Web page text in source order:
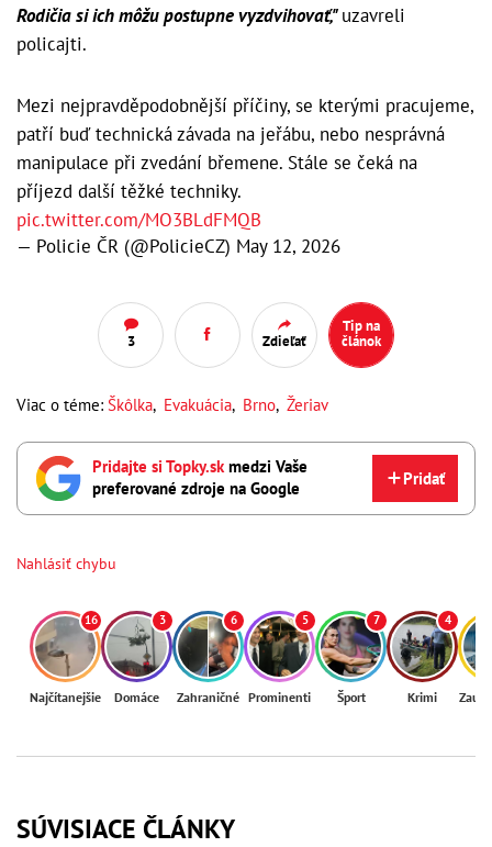
Rodičia si ich môžu postupne vyzdvihovať,"uzavreli
policajti.
Mezi nejpravděpodobnější příčiny, se kterými pracujeme,
patří buď technická závada na jeřábu, nebo nesprávná
manipulace při zvedání břemene. Stále se čeká na
příjezd další těžké techniky.
pic.twitter.com/MO3BLdFMQB
— Policie ČR (@PolicieCZ) May 12, 2026
3 Zdieľať
Tip na
článok
Viac o téme: Škôlka, Evakuácia, Brno, Žeriav
Pridajte si Topky.skmedzi Vaše
preferované zdroje na Google
Pridať
Nahlásiť chybu
16
Najčítanejšie
3
Domáce
6
Zahraničné
5
Prominenti
7
Šport
4
Krimi
SÚVISIACE ČLÁNKY